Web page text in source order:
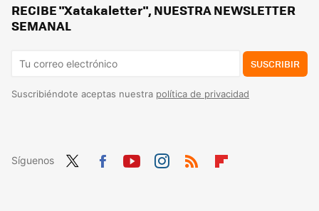
RECIBE "Xatakaletter", NUESTRA NEWSLETTER
SEMANAL
SUSCRIBIR
Suscribiéndote aceptas nuestra política de privacidad
Síguenos